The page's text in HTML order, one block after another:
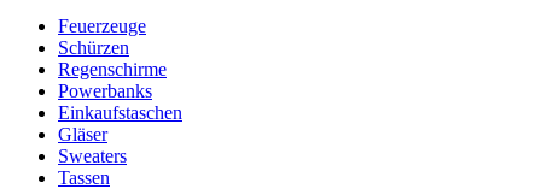
Feuerzeuge
Schürzen
Regenschirme
Powerbanks
Einkaufstaschen
Gläser
Sweaters
Tassen